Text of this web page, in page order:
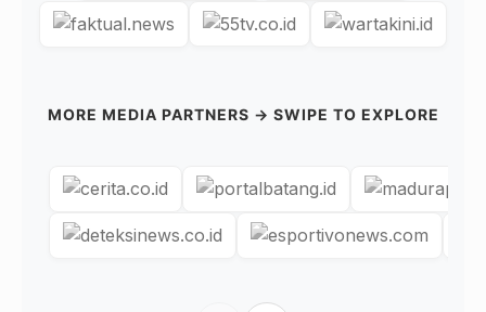
MORE MEDIA PARTNERS → SWIPE TO EXPLORE